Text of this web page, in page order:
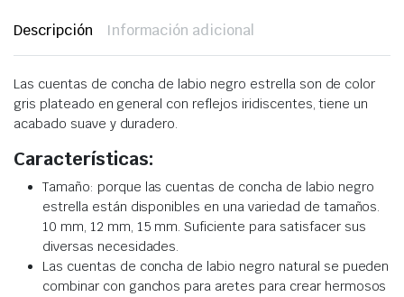
Descripción Información adicional
Las cuentas de concha de labio negro estrella son de color
gris plateado en general con reflejos iridiscentes, tiene un
acabado suave y duradero.
Características:
Tamaño: porque las cuentas de concha de labio negro
estrella están disponibles en una variedad de tamaños.
10 mm, 12 mm, 15 mm. Suficiente para satisfacer sus
diversas necesidades.
Las cuentas de concha de labio negro natural se pueden
combinar con ganchos para aretes para crear hermosos